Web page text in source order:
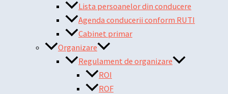
Lista persoanelor din conducere
Agenda conducerii conform RUTI
Cabinet primar
Organizare
Regulament de organizare
ROI
ROF